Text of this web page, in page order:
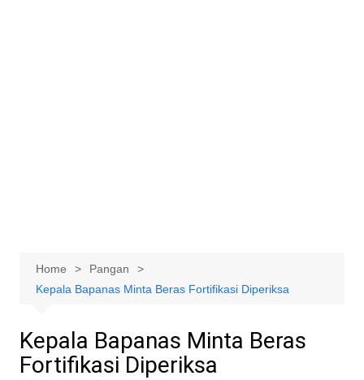
Home
Pangan
Kepala Bapanas Minta Beras Fortifikasi Diperiksa
Kepala Bapanas Minta Beras
Fortifikasi Diperiksa